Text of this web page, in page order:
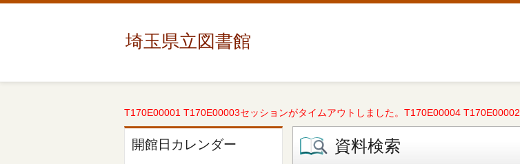
埼玉県立図書館
T170E00001 T170E00003セッションがタイムアウトしました。T170E00004 T170E00002
開館日カレンダー 資料検索